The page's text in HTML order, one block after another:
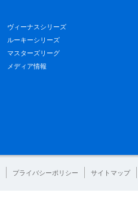
ヴィーナスシリーズ
ルーキーシリーズ
マスターズリーグ
メディア情報
プライバシーポリシー サイトマップ